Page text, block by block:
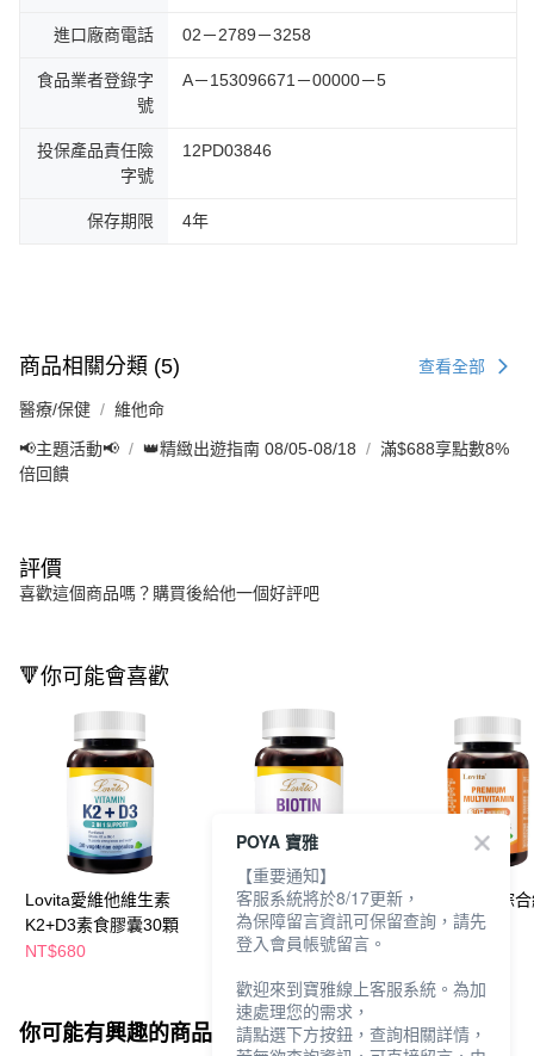
進口廠商電話 02－2789－3258
食品業者登錄字
號
A－153096671－00000－5
投保產品責任險
字號
12PD03846
保存期限 4年
商品相關分類 (5) 查看全部
醫療/保健 維他命
📢主題活動📢 👑精緻出遊指南 08/05-08/18
滿$688享點數8%
倍回饋
評價
喜歡這個商品嗎？購買後給他一個好評吧
🔻你可能會喜歡
Lovita愛維他維生素
K2+D3素食膠囊30顆
NT$680
Lovita愛維他生物素素
食錠60顆
NT$880
Lovita愛維他綜
命礦物質60顆
你可能有興趣的商品 全站排行
POYA 寶雅
【重要通知】
客服系統將於8/17更新，
為保障留言資訊可保留查詢，請先
登入會員帳號留言。
歡迎來到寶雅線上客服系統。為加
速處理您的需求，
請點選下方按鈕，查詢相關詳情，